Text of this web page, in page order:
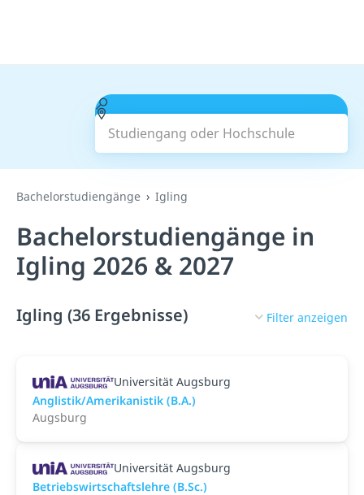
Studiengang oder Hochschule
Suchen
Bachelorstudiengänge Igling
Bachelorstudiengänge in
Igling 2026 & 2027
Igling (36 Ergebnisse) Filter anzeigen
Universität Augsburg
Anglistik/Amerikanistik (B.A.)
Augsburg
Universität Augsburg
Betriebswirtschaftslehre (B.Sc.)